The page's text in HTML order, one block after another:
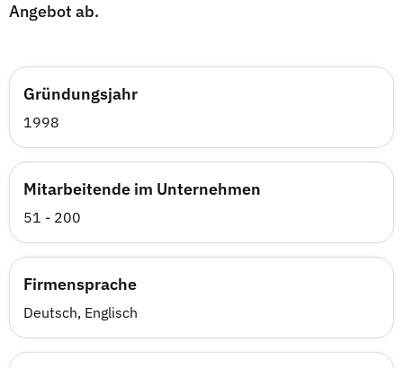
Angebot ab.
Gründungsjahr
1998
Mitarbeitende im Unternehmen
51 - 200
Firmensprache
Deutsch, Englisch